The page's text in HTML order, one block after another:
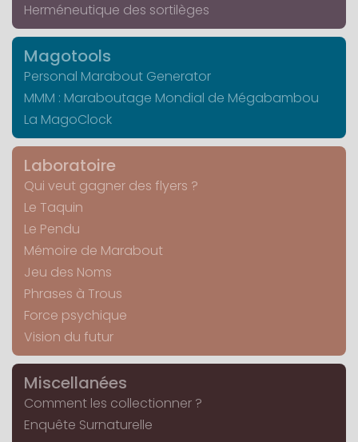
Herméneutique des sortilèges
Magotools
Personal Marabout Generator
MMM : Maraboutage Mondial de Mégabambou
La MagoClock
Laboratoire
Qui veut gagner des flyers ?
Le Taquin
Le Pendu
Mémoire de Marabout
Jeu des Noms
Phrases à Trous
Force psychique
Vision du futur
Miscellanées
Comment les collectionner ?
Enquête Surnaturelle